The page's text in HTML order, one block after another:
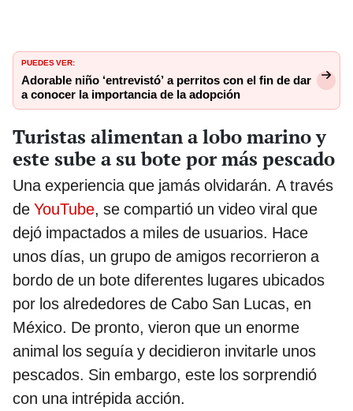
PUEDES VER:
Adorable niño ‘entrevistó’ a perritos con el fin de dar
a conocer la importancia de la adopción
Turistas alimentan a lobo marino y
este sube a su bote por más pescado
Una experiencia que jamás olvidarán. A través
de YouTube, se compartió un video viral que
dejó impactados a miles de usuarios. Hace
unos días, un grupo de amigos recorrieron a
bordo de un bote diferentes lugares ubicados
por los alrededores de Cabo San Lucas, en
México. De pronto, vieron que un enorme
animal los seguía y decidieron invitarle unos
pescados. Sin embargo, este los sorprendió
con una intrépida acción.